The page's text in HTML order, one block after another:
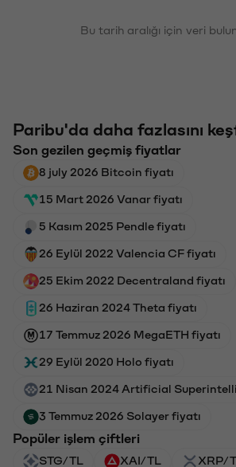
Bu tarih aralığı için veri
Paribu'da daha fazlasını
Son gezilen geçmiş fiyatlar
8 july 2026 Bitcoin fiyatı
15 Mart 2026 Vanar fiyatı
5 Kasım 2025 Pendle fiyatı
26 Eylül 2022 Valencia CF fiyatı
25 Ekim 2022 Decentraland fiyatı
26 Haziran 2024 Theta fiyatı
17 Temmuz 2026 MegaETH fiyatı
29 Eylül 2020 Holo fiyatı
21 Nisan 2024 Artificial
3 Temmuz 2026 Solayer fiyatı
Popüler işlem çiftleri
STG/TL XAI/TL XRP/